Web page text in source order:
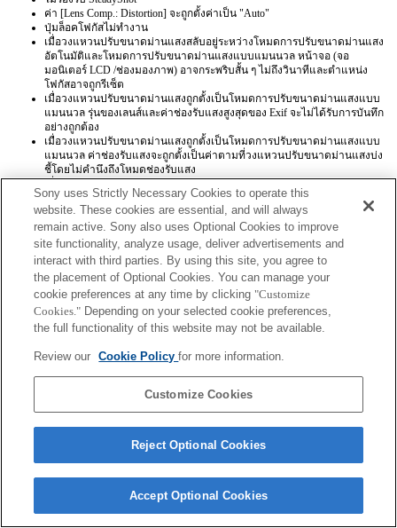
ค่า [Lens Comp.: Distortion] จะถูกตั้งค่าเป็น "Auto"
ปุ่มล็อคโฟกัสไม่ทำงาน
เมื่อวงแหวนปรับขนาดม่านแสงสลับอยู่ระหว่างโหมดการปรับขนาดม่านแสง
อัตโนมัติและโหมดการปรับขนาดม่านแสงแบบแมนนวล หน้าจอ (จอ
มอนิเตอร์ LCD /ช่องมองภาพ) อาจกระพริบสั้น ๆ ไม่ถึงวินาทีและตำแหน่ง
โฟกัสอาจถูกรีเซ็ต
เมื่อวงแหวนปรับขนาดม่านแสงถูกตั้งเป็นโหมดการปรับขนาดม่านแสงแบบ
แมนนวล รุ่นของเลนส์และค่าช่องรับแสงสูงสุดของ Exif จะไม่ได้รับการบันทึก
อย่างถูกต้อง
เมื่อวงแหวนปรับขนาดม่านแสงถูกตั้งเป็นโหมดการปรับขนาดม่านแสงแบบ
แมนนวล ค่าช่องรับแสงจะถูกตั้งเป็นค่าตามที่วงแหวนปรับขนาดม่านแสงบ่ง
ชี้โดยไม่คำนึงถึงโหมดช่องรับแสง
อัตโนมัติและโหมดการปรับขนาดม่านแสงแบบแมนนวลในระหว่างการบันทึก
ภาพเคลื่อนไหว การบันทึกนั้นจะหยุดลง
ถ้าคุณหมุนวงแหวนปรับขนาดม่านแสง จะไม่มีการยืดเวลาก่อนประหยัด
พลังงานออกไป
เมื่อวงแหวนปรับขนาดม่านแสงถูกตั้งเป็นโหมดแมนนวล การควบคุมฉาก
หลังพร่ามัวในการสร้างสรรค์ภาพถ่ายจะทำงานไม่ถูกต้อง แต่หน้าจอจะแสดง
เหมือนกับที่ทำตามปกติ
Copyright 2026 Sony Corporation
Sony uses Strictly Necessary Cookies to operate this
website. These cookies are essential, and will always
remain active. Sony also uses Optional Cookies to improve
site functionality, analyze usage, deliver advertisements and
interact with third parties. By using this site, you agree to
the placement of Optional Cookies. You can manage your
cookie preferences at any time by clicking "Customize
Cookies." Depending on your selected cookie preferences,
the full functionality of this website may not be available.
Review our Cookie Policyfor more information.
Customize Cookies
Reject Optional Cookies
Accept Optional Cookies